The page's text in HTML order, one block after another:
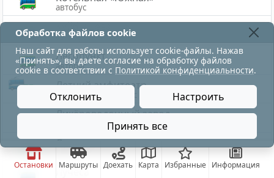
Остановки Маршруты Доехать Карта Избранные Информация
автобус
Куйбышева
автобус
Лесопункт
автобус
Летний амфитеатр
автобус, троллейбус
Ликёроводочный завод
Лужесно
автобус
Лучёса
Обработка файлов cookie
Наш сайт для работы использует cookie-файлы. Нажав
«Принять», вы даете согласие на обработку файлов
cookie в соответствии с Политикой конфиденциальности.
Отклонить Настроить
Принять все